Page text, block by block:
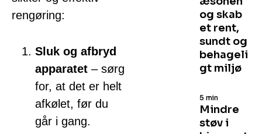
rengøring:
Sluk og afbryd
apparatet – sørg
for, at det er helt
afkølet, før du
går i gang.
og skab
et rent,
sundt og
behageli
gt miljø
Mindre
støv i
5 min